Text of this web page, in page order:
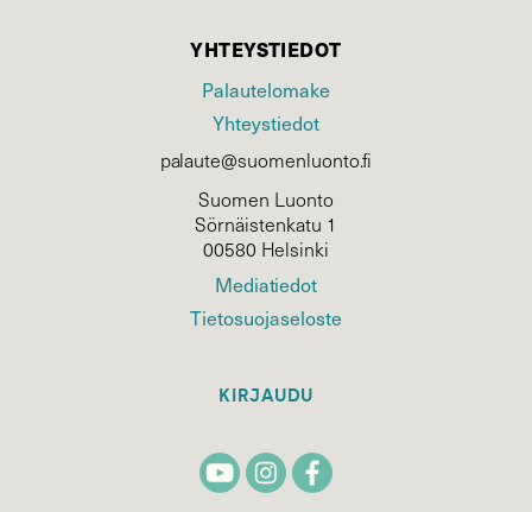
YHTEYSTIEDOT
Palautelomake
Yhteystiedot
palaute@suomenluonto.fi
Suomen Luonto
Sörnäistenkatu 1
00580 Helsinki
Mediatiedot
Tietosuojaseloste
KIRJAUDU